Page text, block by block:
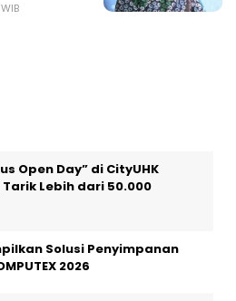
Open Day” di CityUHK
Lebih dari 50.000
Solusi Penyimpanan
2026